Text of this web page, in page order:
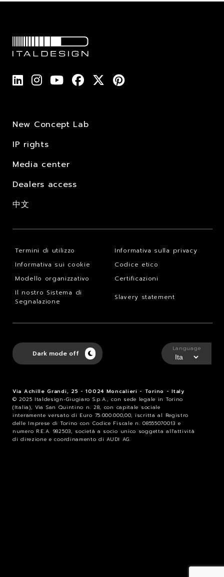
New Concept Lab
IP rights
Media center
Dealers access
中文
Termini di utilizzo
Informativa sulla privacy
Informativa sui cookie
Codice etico
Modello organizzativo
Certificazioni
Il nostro Sistema di
Segnalazione
Slavery statement
Via Achille Grandi, 25 - 10024 Moncalieri - Torino - Italy
© 2025 Italdesign-Giugiaro S.p.A., con sede legale in Torino
(Italia), Via San Quintino n. 28, con capitale sociale
interamente versato di Euro 75.000.000,00, iscritta al Registro
delle Imprese di Torino con Codice Fiscale n. 08555070013 e
numero R.E.A. 982503, società a socio unico soggetta all'attività
di direzione e coordinamento di AUDI AG.
Dark mode off
Language